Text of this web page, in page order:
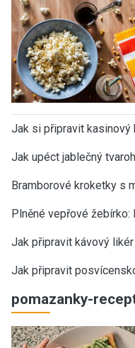
Jak si připravit kasinový
Jak upéct jablečný
Bramborové kroketky s
Plněné vepřové žebírko:
Jak připravit kávový
Jak připravit
pomazanky-